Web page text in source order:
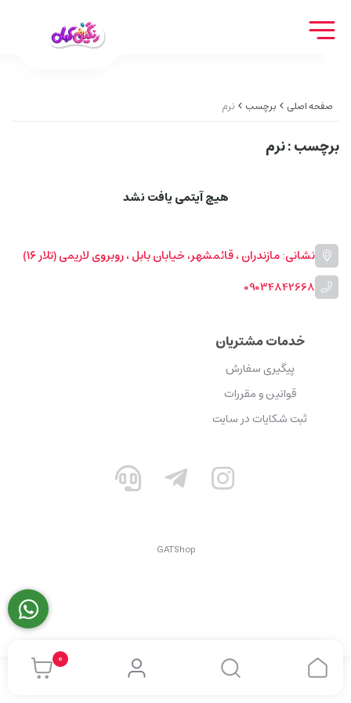
0
صفحه اصلی برچسب نرم
برچسب: نرم
هیچ آیتمی یافت نشد
نشانی: مازندران ، قائمشهر، خیابان بابل ، روبروی لاریمی (تلار ۱۶)
09034842668
خدمات مشتریان
پیگیری سفارش
قوانین و مقررات
ثبت شکایات در سایت
GATShop